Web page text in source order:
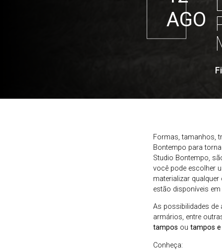
AGO
Formas, tamanhos,
Bontempo para
Studio Bontempo,
você pode escolher
materializar
estão disponíveis
As possibilidades de
armários, entre
tampos outampos
Conheça: